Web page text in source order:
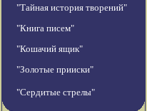
"Тайная история творений"
"Книга писем"
"Кошачий ящик"
"Золотые прииски"
"Сердитые стрелы"